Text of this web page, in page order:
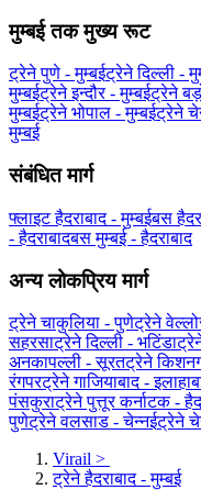
मुम्बई तक मुख्य रूट
ट्रेने पुणे - मुम्बईट्रेने दिल्ली -
मुम्बईट्रेने इन्दौर - मुम्बईट्रेने
मुम्बईट्रेने भोपाल - मुम्बईट्रेने
मुम्बई
संबंधित मार्ग
फ्लाइट हैदराबाद - मुम्बईबस
- हैदराबादबस मुम्बई - हैदराबाद
अन्य लोकप्रिय मार्ग
ट्रेने चाकुलिया - पुणेट्रेने
सहरसाट्रेने दिल्ली - भटिंडा
अनकापल्ली - सूरतट्रेने
रंगपरट्रेने गाजियाबाद -
पंसकुराट्रेने पुत्तूर कर्नाटक -
पुणेट्रेने वलसाड - चेन्नईट्रेने
Virail >
ट्रेने हैदराबाद - मुम्बई